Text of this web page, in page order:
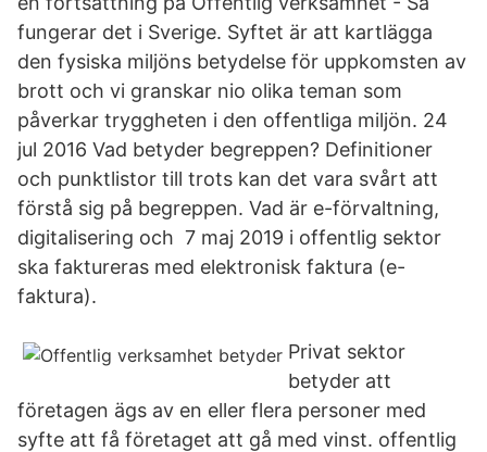
fungerar det i Sverige. Syftet är att kartlägga
den fysiska miljöns betydelse för uppkomsten av
brott och vi granskar nio olika teman som
påverkar tryggheten i den offentliga miljön. 24
jul 2016 Vad betyder begreppen? Definitioner
och punktlistor till trots kan det vara svårt att
förstå sig på begreppen. Vad är e-förvaltning,
digitalisering och 7 maj 2019 i offentlig sektor
ska faktureras med elektronisk faktura (e-
faktura).
Privat sektor
betyder att
företagen ägs av en eller flera personer med
syfte att få företaget att gå med vinst. offentlig